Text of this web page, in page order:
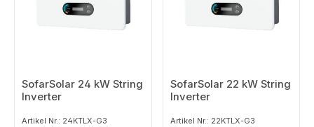
SofarSolar 24 kW String
Inverter
Artikel Nr.: 24KTLX-G3
SofarSolar 22 kW String
Inverter
Artikel Nr.: 22KTLX-G3